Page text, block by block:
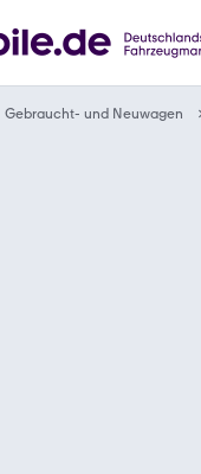
Gebraucht- und Neuwagen